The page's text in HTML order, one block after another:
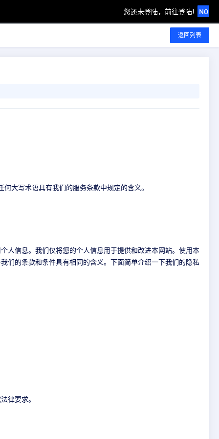
您还未登陆，前往登陆! NO
返回列表
大写术语具有我们的服务条款中规定的含义。
人信息。我们仅将您的个人信息用于提供和改进本网站。使用本
们的条款和条件具有相同的含义。下面简单介绍一下我们的隐私
律要求。